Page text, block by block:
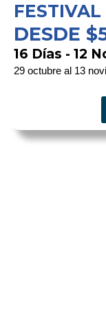
DESDE
16 Días - 12
29 octubre al 13